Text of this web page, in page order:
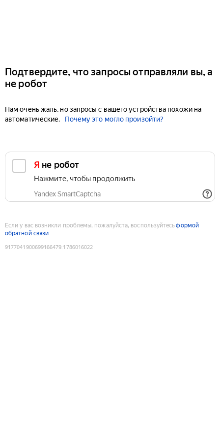
Подтвердите, что запросы отправляли вы, а
не робот
Нам очень жаль, но запросы с вашего устройства похожи на
автоматические.
Почему это могло произойти?
Я не робот
Нажмите, чтобы продолжить
Yandex SmartCaptcha
Если у вас возникли проблемы, пожалуйста, воспользуйтесьформой
обратной связи
9177041900699166479:1786016022